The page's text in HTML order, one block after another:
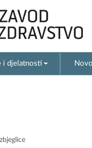
i djelatnosti